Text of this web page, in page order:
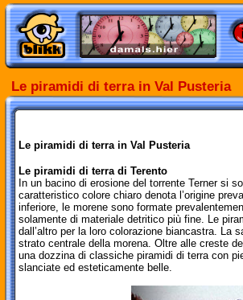
Le piramidi di terra in Val Pusteria
Le piramidi di terra in Val Pusteria
Le piramidi di terra di Terento
In un bacino di erosione del torrente Terner si
caratteristico colore chiaro denota l’origine
inferiore, le morene sono formate
solamente di materiale detritico più fine. Le
dall’altro per la loro colorazione biancastra. La
strato centrale della morena. Oltre alle creste
una dozzina di classiche piramidi di terra con
slanciate ed esteticamente belle.